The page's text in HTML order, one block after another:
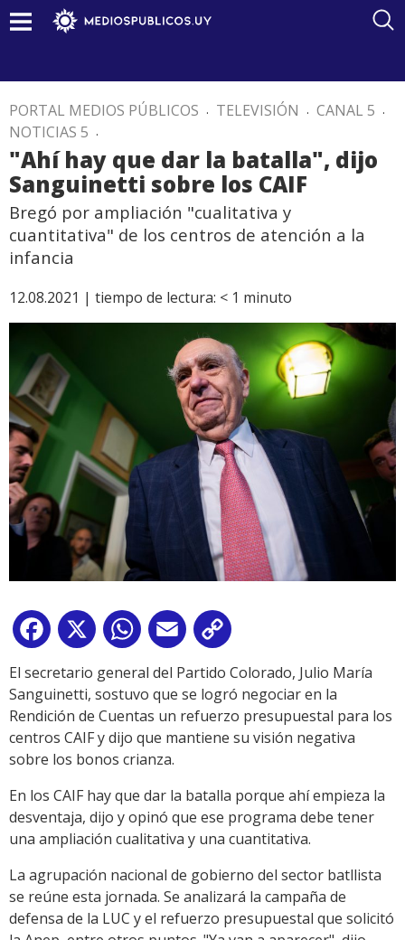
PORTAL MEDIOS PÚBLICOS . TELEVISIÓN . CANAL 5 .
NOTICIAS 5 .
"Ahí hay que dar la batalla", dijo
Sanguinetti sobre los CAIF
Bregó por ampliación "cualitativa y
cuantitativa" de los centros de atención a la
infancia
12.08.2021 | tiempo de lectura: < 1 minuto
Facebook
X WhatsApp
Email
Link
El secretario general del Partido Colorado, Julio María
Sanguinetti, sostuvo que se logró negociar en la
Rendición de Cuentas un refuerzo presupuestal para los
centros CAIF y dijo que mantiene su visión negativa
sobre los bonos crianza.
En los CAIF hay que dar la batalla porque ahí empieza la
desventaja, dijo y opinó que ese programa debe tener
una ampliación cualitativa y una cuantitativa.
La agrupación nacional de gobierno del sector batllista
se reúne esta jornada. Se analizará la campaña de
defensa de la LUC y el refuerzo presupuestal que solicitó